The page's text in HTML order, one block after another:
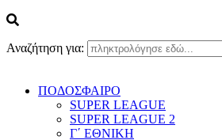
Αναζήτηση για:
ΠΟΔΟΣΦΑΙΡΟ
SUPER LEAGUE
SUPER LEAGUE 2
Γ΄ ΕΘΝΙΚΗ